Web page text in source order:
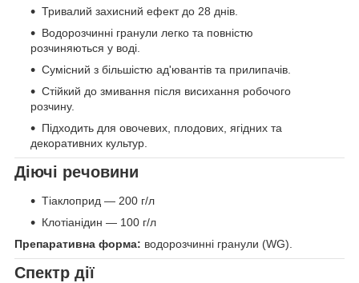
Тривалий захисний ефект до 28 днів.
Водорозчинні гранули легко та повністю
розчиняються у воді.
Сумісний з більшістю ад'ювантів та прилипачів.
Стійкий до змивання після висихання робочого
розчину.
Підходить для овочевих, плодових, ягідних та
декоративних культур.
Діючі речовини
Тіаклоприд — 200 г/л
Клотіанідин — 100 г/л
Препаративна форма: водорозчинні гранули (WG).
Спектр дії